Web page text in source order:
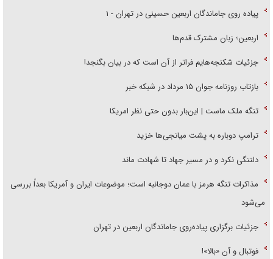
پیاده روی جاماندگان اربعین حسینی در تهران - ۱
اربعین؛ زبان مشترک قدم‌ها
جزئیات شکنجه‌هایم فراتر از آن است که در بیان بگنجد!
بازتاب روزنامه جوان ۱۵ مرداد در شبکه خبر
تنگه ملک ماست | این‌بار بدون حتی نظر امریکا
ترامپ دوباره به پشت میانجی‌ها خزید
دلتنگی نکرد و در مسیر جهاد تا شهادت ماند
مذاکرات تنگه هرمز با عمان دوجانبه است؛ موضوعات ایران و آمریکا بعداً بررسی
می‌شود
جزئیات برگزاری پیاده‌روی جاماندگان اربعین در تهران
فوتبال و آن «بالا»!